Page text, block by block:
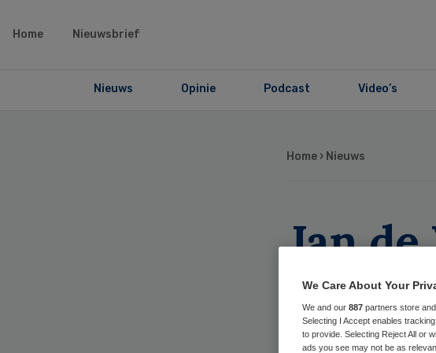
Home Nieuwsbrief
Nieuws Opinie Podcast Video’s
Home › Nieuws
Jan
We Care About Your
We and our 887 partners store
Selecting I Accept enables
to provide. Selecting Reject All or
ads you see may not be as